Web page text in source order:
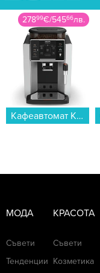
79500€/155489лв.
Смарт часовник Apple Watch Ultra 3 49mm Black/Black Alpine Loop M mf0v4 , 1.98...
МОДА
Съвети
Тенденции
КРАСОТА
Съвети
Козметика